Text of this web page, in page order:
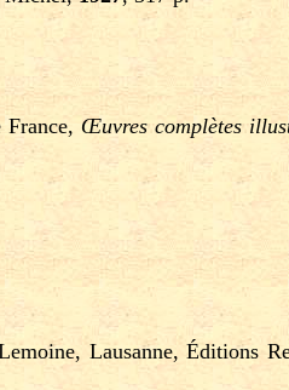
Œuvres complètes
Lausanne, Éditions